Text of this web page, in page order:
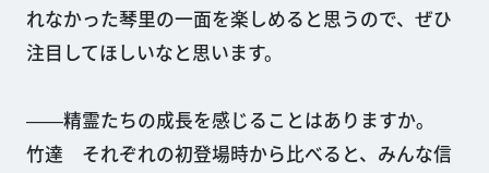
れなかった琴里の一面を楽しめると思うので、ぜひ
注目してほしいなと思います。
――精霊たちの成長を感じることはありますか。
竹達 それぞれの初登場時から比べると、みんな信